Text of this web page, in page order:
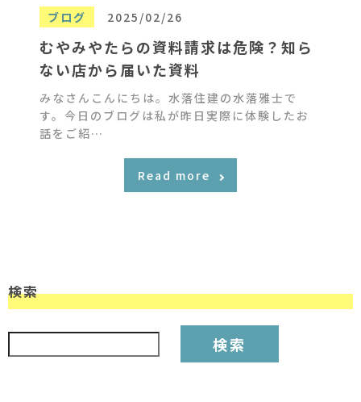
ブログ 2025/02/26
むやみやたらの資料請求は危険？知ら
ない店から届いた資料
みなさんこんにちは。水落住建の水落雅士で
す。今日のブログは私が昨日実際に体験したお
話をご紹…
Read more
検索
検索: